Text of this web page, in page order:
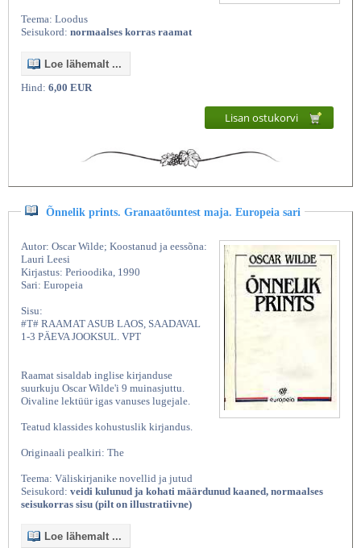
Teema: Loodus
Seisukord: normaalses korras raamat
Loe lähemalt ...
Hind: 6,00 EUR
Lisan ostukorvi
Õnnelik prints. Granaatõuntest maja. Europeia sari
Autor: Oscar Wilde; Koostanud ja eessõna:
Lauri Leesi
Kirjastus: Perioodika, 1990
Sari: Europeia
Sisu:
#T# RAAMAT ASUB LAOS, SAADAVAL
1-3 PÄEVA JOOKSUL. VPT
Raamat sisaldab inglise kirjanduse
suurkuju Oscar Wilde'i 9 muinasjuttu.
Oivaline lektüür igas vanuses lugejale.
Teatud klassides kohustuslik kirjandus.
Originaali pealkiri: The
Teema: Väliskirjanike novellid ja jutud
Seisukord: veidi kulunud ja kohati määrdunud kaaned, normaalses
seisukorras sisu (pilt on illustratiivne)
Loe lähemalt ...